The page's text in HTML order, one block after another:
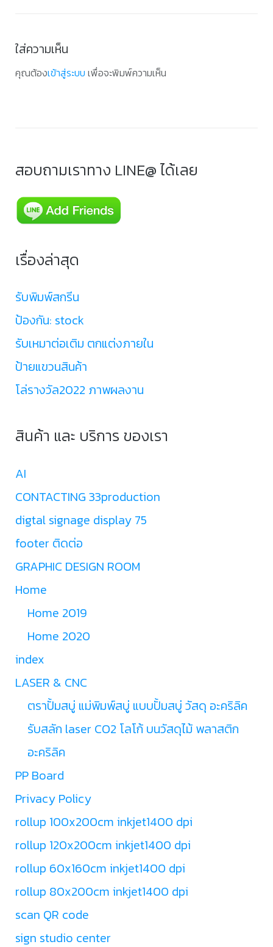
ใส่ความเห็น
คุณต้องเข้าสู่ระบบ เพื่อจะพิมพ์ความเห็น
สอบถามเราทาง LINE@ ได้เลย
เรื่องล่าสุด
รับพิมพ์สกรีน
ป้องกัน: stock
รับเหมาต่อเติม ตกแต่งภายใน
ป้ายแขวนสินค้า
โล่รางวัล2022 ภาพผลงาน
สินค้า และ บริการ ของเรา
AI
CONTACTING 33production
digtal signage display 75
footer ติดต่อ
GRAPHIC DESIGN ROOM
Home
Home 2019
Home 2020
index
LASER & CNC
ตราปั้มสบู่ แม่พิมพ์สบู่ แบบปั้มสบู่ วัสดุ อะคริลิค
รับสลัก laser CO2 โลโก้ บนวัสดุไม้ พลาสติก
อะคริลิค
PP Board
Privacy Policy
rollup 100x200cm inkjet1400 dpi
rollup 120x200cm inkjet1400 dpi
rollup 60x160cm inkjet1400 dpi
rollup 80x200cm inkjet1400 dpi
scan QR code
sign studio center